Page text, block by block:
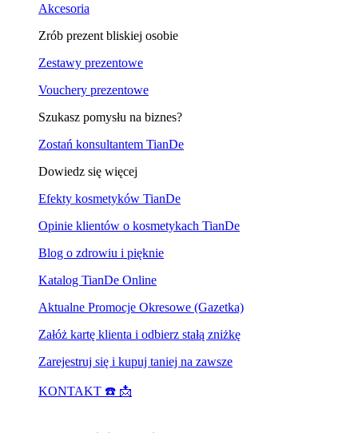
Akcesoria
Zrób prezent bliskiej osobie
Zestawy prezentowe
Vouchery prezentowe
Szukasz pomysłu na biznes?
Zostań konsultantem TianDe
Dowiedz się więcej
Efekty kosmetyków TianDe
Opinie klientów o kosmetykach TianDe
Blog o zdrowiu i pięknie
Katalog TianDe Online
Aktualne Promocje Okresowe (Gazetka)
Załóż kartę klienta i odbierz stałą zniżkę
Zarejestruj się i kupuj taniej na zawsze
KONTAKT ☎️ 📩